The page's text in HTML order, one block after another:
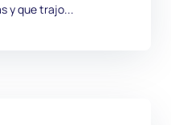
y que trajo...